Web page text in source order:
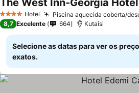
4 EstrelasHotel Piscina aquecida coberta/
The West Inn-Georgia Hotel
8,7 Excelente 664 Kutaisi
Selecione as datas para ver os
exatos.